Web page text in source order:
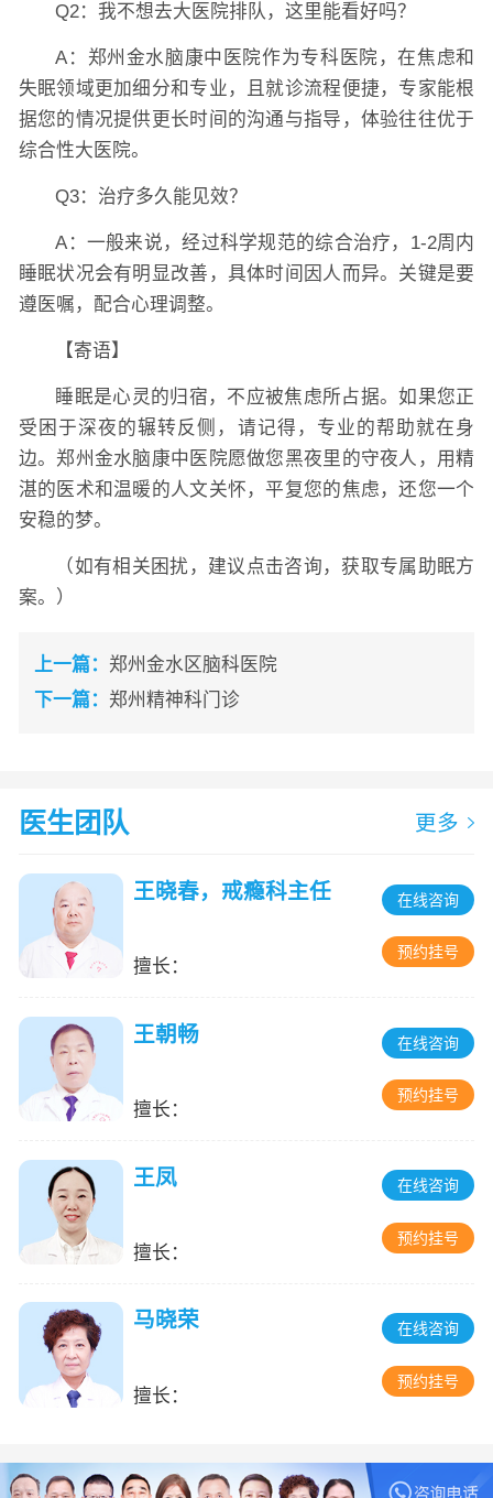
Q2：我不想去大医院排队，这里能看好吗？
A：郑州金水脑康中医院作为专科医院，在焦虑和
失眠领域更加细分和专业，且就诊流程便捷，专家能根
据您的情况提供更长时间的沟通与指导，体验往往优于
综合性大医院。
Q3：治疗多久能见效？
A：一般来说，经过科学规范的综合治疗，1-2周内
睡眠状况会有明显改善，具体时间因人而异。关键是要
遵医嘱，配合心理调整。
【寄语】
睡眠是心灵的归宿，不应被焦虑所占据。如果您正
受困于深夜的辗转反侧，请记得，专业的帮助就在身
边。郑州金水脑康中医院愿做您黑夜里的守夜人，用精
湛的医术和温暖的人文关怀，平复您的焦虑，还您一个
安稳的梦。
（如有相关困扰，建议点击咨询，获取专属助眠方
案。）
上一篇： 郑州金水区脑科医院
下一篇： 郑州精神科门诊
医生团队 更多
王晓春，戒瘾科主任
擅长：
在线咨询
预约挂号
王朝畅
擅长：
在线咨询
预约挂号
王凤
擅长：
在线咨询
预约挂号
马晓荣
擅长：
在线咨询
预约挂号